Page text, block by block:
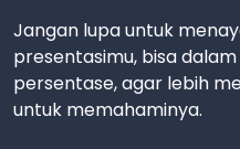
Jangan lupa untuk
presentasimu, bisa
persentase, agar lebih
untuk memahaminya.